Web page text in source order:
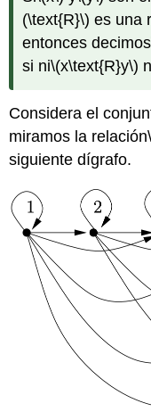
(\text{R}\) es una
entonces decimos
si ni\(x\text{R}y\)
Considera el
miramos la relación
siguiente dígrafo.